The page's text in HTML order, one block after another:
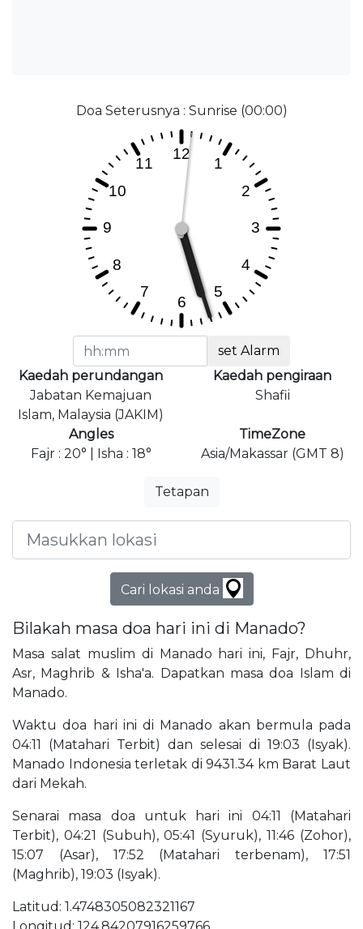
Doa Seterusnya : Sunrise (00:00)
set Alarm
Kaedah perundangan
Jabatan Kemajuan
Islam, Malaysia (JAKIM)
Kaedah pengiraan
Shafii
Angles
Fajr : 20° | Isha : 18°
TimeZone
Asia/Makassar (GMT 8)
Tetapan
Cari lokasi anda
Bilakah masa doa hari ini di Manado?
Masa salat muslim di Manado hari ini, Fajr, Dhuhr,
Asr, Maghrib & Isha'a. Dapatkan masa doa Islam di
Manado.
Waktu doa hari ini di Manado akan bermula pada
04:11 (Matahari Terbit) dan selesai di 19:03 (Isyak).
Manado Indonesia terletak di 9431.34 km Barat Laut
dari Mekah.
Senarai masa doa untuk hari ini 04:11 (Matahari
Terbit), 04:21 (Subuh), 05:41 (Syuruk), 11:46 (Zohor),
15:07 (Asar), 17:52 (Matahari terbenam), 17:51
(Maghrib), 19:03 (Isyak).
Latitud: 1.4748305082321167